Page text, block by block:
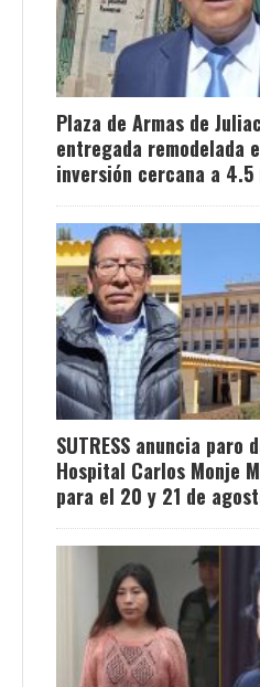
Plaza de Armas de
entregada remodelada
inversión cercana a
SUTRESS anuncia paro
Hospital Carlos Monje
para el 20 y 21 de